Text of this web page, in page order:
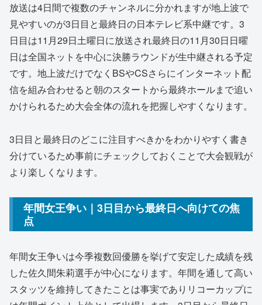
放送は4日間で複数のチャンネルに分かれますが地上波で
見やすいのが3日目と最終日の日本テレビ系中継です。3
日目は11月29日土曜日に放送され最終日の11月30日日曜
日は全国ネットを中心に決勝ラウンドが生中継される予定
です。地上波だけでなくBSやCSさらにインターネット配
信を組み合わせると朝のスタートから最終ホールまで追い
かけられるため大会全体の流れを把握しやすくなります。
3日目と最終日のどこに注目すべきかをわかりやすく書き
分けているため事前にチェックしておくことで大会観戦が
より楽しくなります。
年間女王争い｜3日目から最終日へ向けての焦
点
年間女王争いは今季複数回優勝を挙げて安定した成績を残
した佐久間朱莉選手が中心になります。年間を通して高い
スタッツを維持してきたことは事実でありリコーカップに